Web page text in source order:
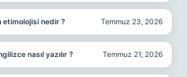
etimolojisi nedir ? Temmuz 23, 2026
nasıl yazılır ? Temmuz 21, 2026